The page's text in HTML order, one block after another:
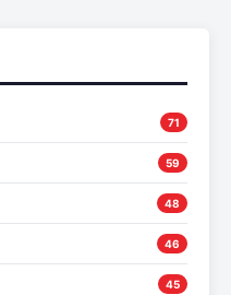
71
59
48
46
45